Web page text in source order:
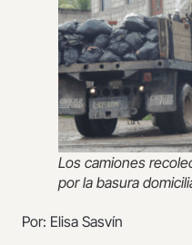
Los camiones
por la basura
Por: Elisa Sasvín